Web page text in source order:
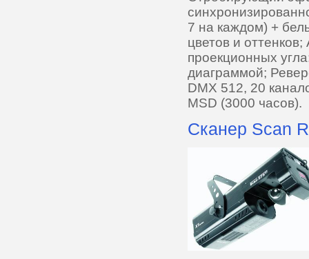
7 на каждом) +
цветов и
проекционных
диаграммой;
DMX 512, 20
MSD (3000 часов).
Сканер Scan